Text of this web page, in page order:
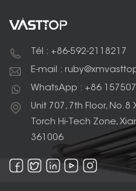
Tél : +86-592-2118217
E-mail :
WhatsApp : +86
Unit 707, 7th Floor, No.8
Torch Hi-Tech Zone,
361006